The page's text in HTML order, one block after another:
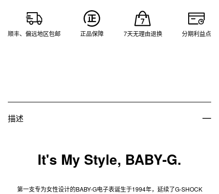
顺丰、偏远地区包邮 正品保障 7天无理由退换 分期利益点
描述
It's My Style, BABY-G.
第一支专为女性设计的BABY-G电子表诞生于1994年，延续了G-SHOCK